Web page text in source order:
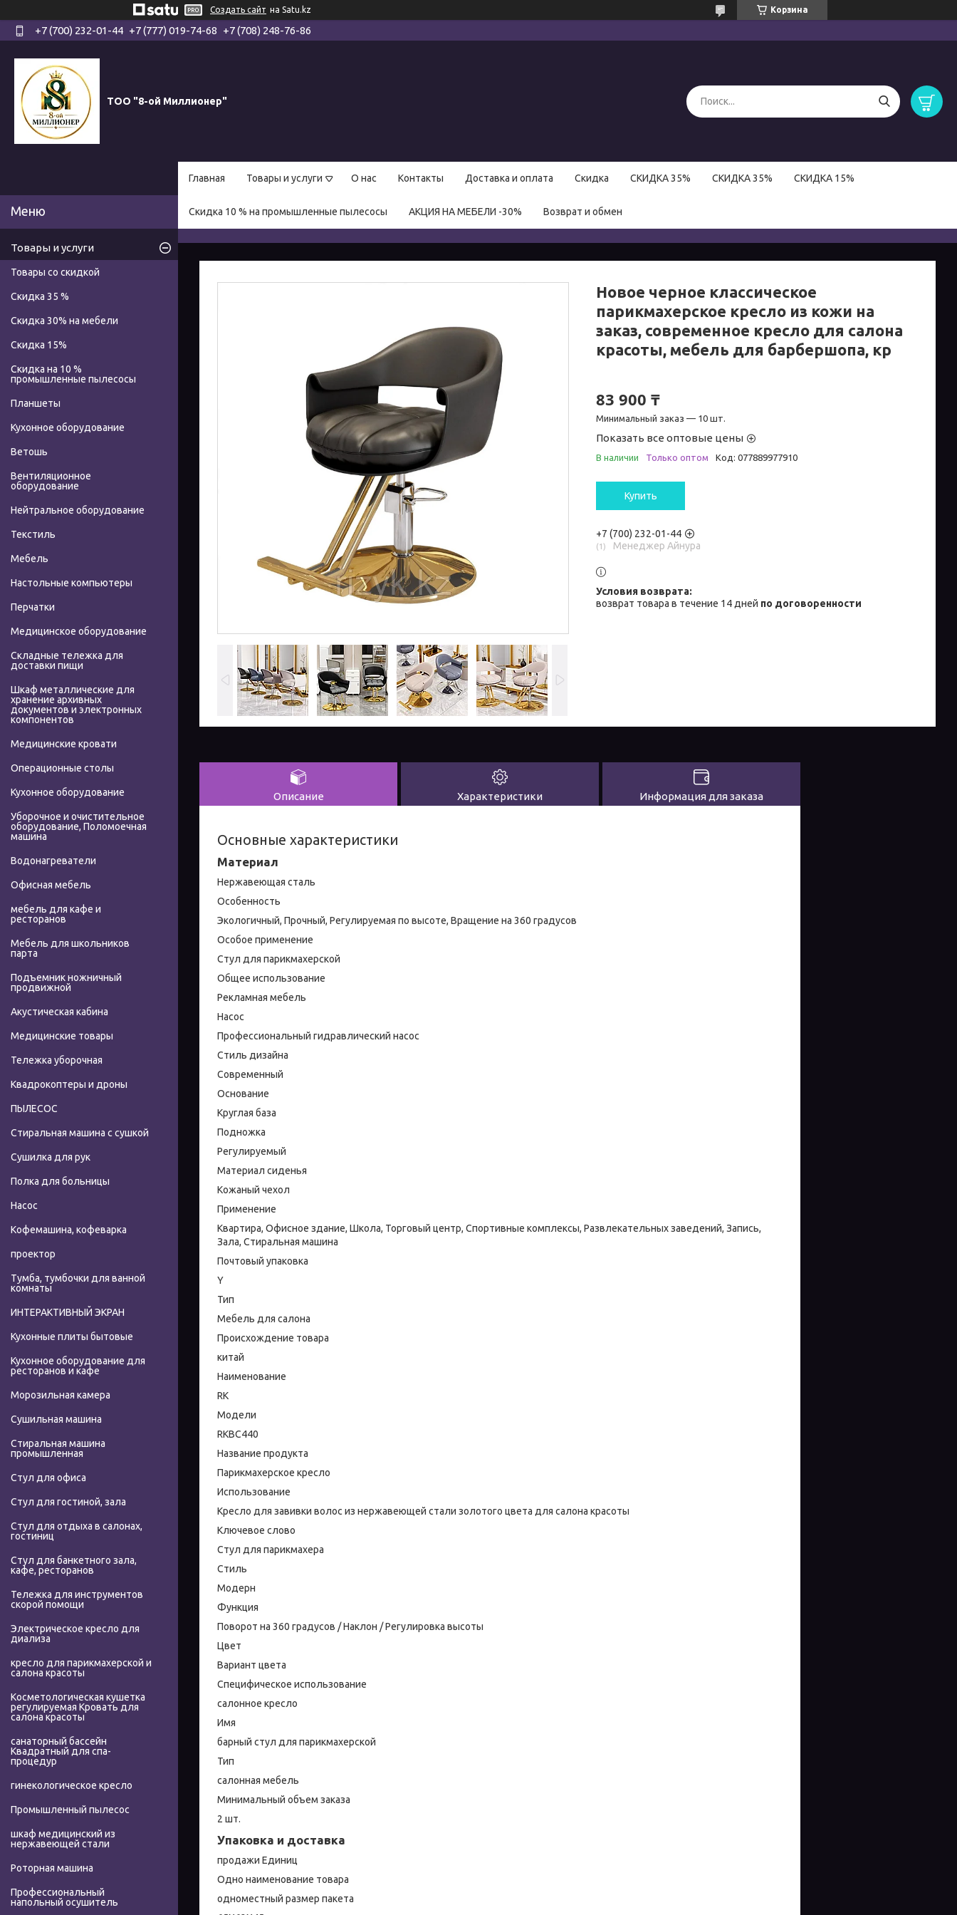
Создать сайт на Satu.kz Корзина
+7 (700) 232-01-44 +7 (777) 019-74-68 +7 (708) 248-76-86
ТОО "8-ой Миллионер"
Главная Товары и услуги О нас Контакты Доставка и оплата Скидка СКИДКА 35% СКИДКА 35% СКИДКА 15%
Скидка 10 % на промышленные пылесосы АКЦИЯ НА МЕБЕЛИ -30% Возврат и обмен
Новое черное классическое
парикмахерское кресло из кожи на
заказ, современное кресло для салона
красоты, мебель для барбершопа, кр
83 900 ₸
Минимальный заказ — 10 шт.
Показать все оптовые цены
В наличии Только оптом Код: 077889977910
Купить
+7 (700) 232-01-44
1 Менеджер Айнура
возврат товара в течение 14 дней по договоренности
Описание Характеристики Информация для заказа
Основные характеристики
Материал
Нержавеющая сталь
Особенность
Экологичный, Прочный, Регулируемая по высоте, Вращение на 360 градусов
Особое применение
Стул для парикмахерской
Общее использование
Рекламная мебель
Насос
Профессиональный гидравлический насос
Стиль дизайна
Современный
Основание
Круглая база
Подножка
Регулируемый
Материал сиденья
Кожаный чехол
Применение
Квартира, Офисное здание, Школа, Торговый центр, Спортивные комплексы, Развлекательных заведений, Запись,
Зала, Стиральная машина
Почтовый упаковка
Y
Тип
Мебель для салона
Происхождение товара
китай
Наименование
RK
Модели
RKBC440
Название продукта
Парикмахерское кресло
Использование
Кресло для завивки волос из нержавеющей стали золотого цвета для салона красоты
Ключевое слово
Стул для парикмахера
Стиль
Модерн
Функция
Поворот на 360 градусов / Наклон / Регулировка высоты
Цвет
Вариант цвета
Специфическое использование
салонное кресло
Имя
барный стул для парикмахерской
Тип
салонная мебель
Минимальный объем заказа
2 шт.
Упаковка и доставка
продажи Единиц
Одно наименование товара
одноместный размер пакета
Товары и услуги
Товары со скидкой
Скидка 35 %
Скидка 30% на мебели
Скидка 15%
Скидка на 10 %
промышленные пылесосы
Планшеты
Кухонное оборудование
Ветошь
Вентиляционное
оборудование
Нейтральное оборудование
Текстиль
Мебель
Настольные компьютеры
Перчатки
Медицинское оборудование
Складные тележка для
доставки пищи
Шкаф металлические для
хранение архивных
документов и электронных
компонентов
Медицинские кровати
Операционные столы
Кухонное оборудование
Уборочное и очистительное
оборудование, Поломоечная
машина
Водонагреватели
Офисная мебель
мебель для кафе и
ресторанов
Мебель для школьников
парта
Подъемник ножничный
продвижной
Акустическая кабина
Медицинские товары
Тележка уборочная
Квадрокоптеры и дроны
ПЫЛЕСОС
Стиральная машина с сушкой
Сушилка для рук
Полка для больницы
Насос
Кофемашина, кофеварка
проектор
Тумба, тумбочки для ванной
комнаты
ИНТЕРАКТИВНЫЙ ЭКРАН
Кухонные плиты бытовые
Кухонное оборудование для
ресторанов и кафе
Морозильная камера
Сушильная машина
Стиральная машина
промышленная
Стул для офиса
Стул для гостиной, зала
Стул для отдыха в салонах,
гостиниц
Стул для банкетного зала,
кафе, ресторанов
Тележка для инструментов
скорой помощи
Электрическое кресло для
диализа
кресло для парикмахерской и
салона красоты
Косметологическая кушетка
регулируемая Кровать для
салона красоты
санаторный бассейн
Квадратный для спа-
процедур
гинекологическое кресло
Промышленный пылесос
шкаф медицинский из
нержавеющей стали
Роторная машина
Профессиональный
напольный осушитель